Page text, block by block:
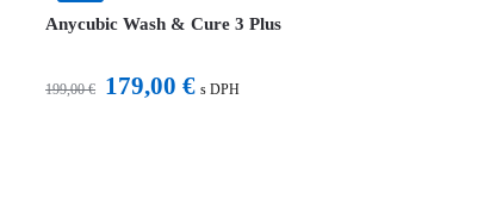
Anycubic Wash & Cure 3 Plus
199,00€ 179,00€ s DPH